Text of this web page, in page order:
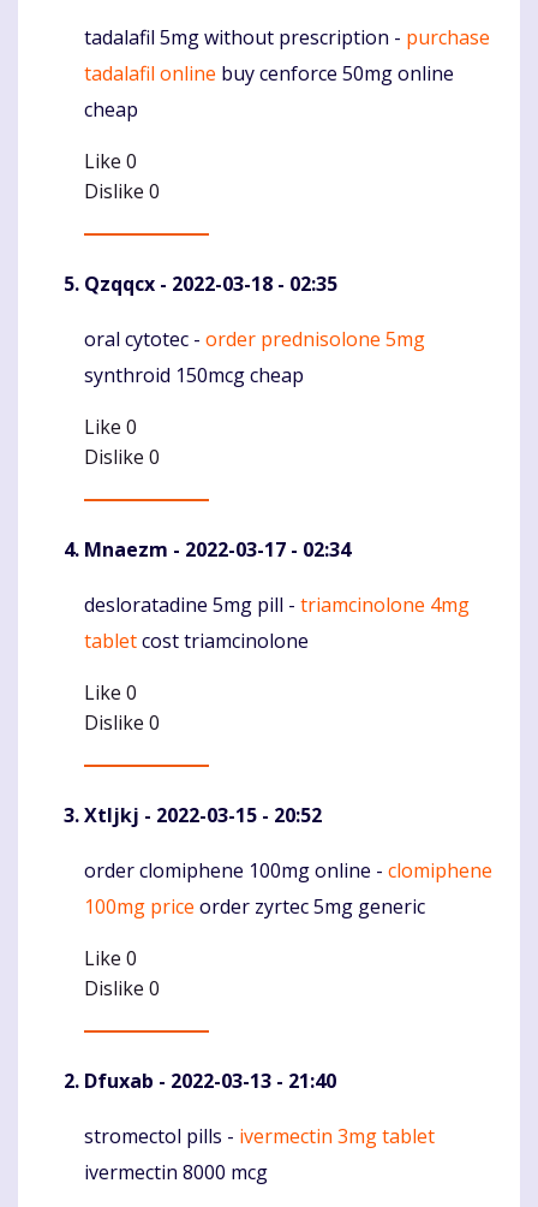
Komentaras
tadalafil 5mg without prescription - purchase
tadalafil online buy cenforce 50mg online
cheap
Like 0
Dislike 0
Qzqqcx - 2022-03-18 - 02:35
Komentaras
oral cytotec - order prednisolone 5mg
synthroid 150mcg cheap
Like 0
Dislike 0
Mnaezm - 2022-03-17 - 02:34
Komentaras
desloratadine 5mg pill - triamcinolone 4mg
tabletcost triamcinolone
Like 0
Dislike 0
Xtljkj - 2022-03-15 - 20:52
Komentaras
order clomiphene 100mg online - clomiphene
100mg price order zyrtec 5mg generic
Like 0
Dislike 0
Dfuxab - 2022-03-13 - 21:40
Komentaras
stromectol pills - ivermectin 3mg tablet
ivermectin 8000 mcg